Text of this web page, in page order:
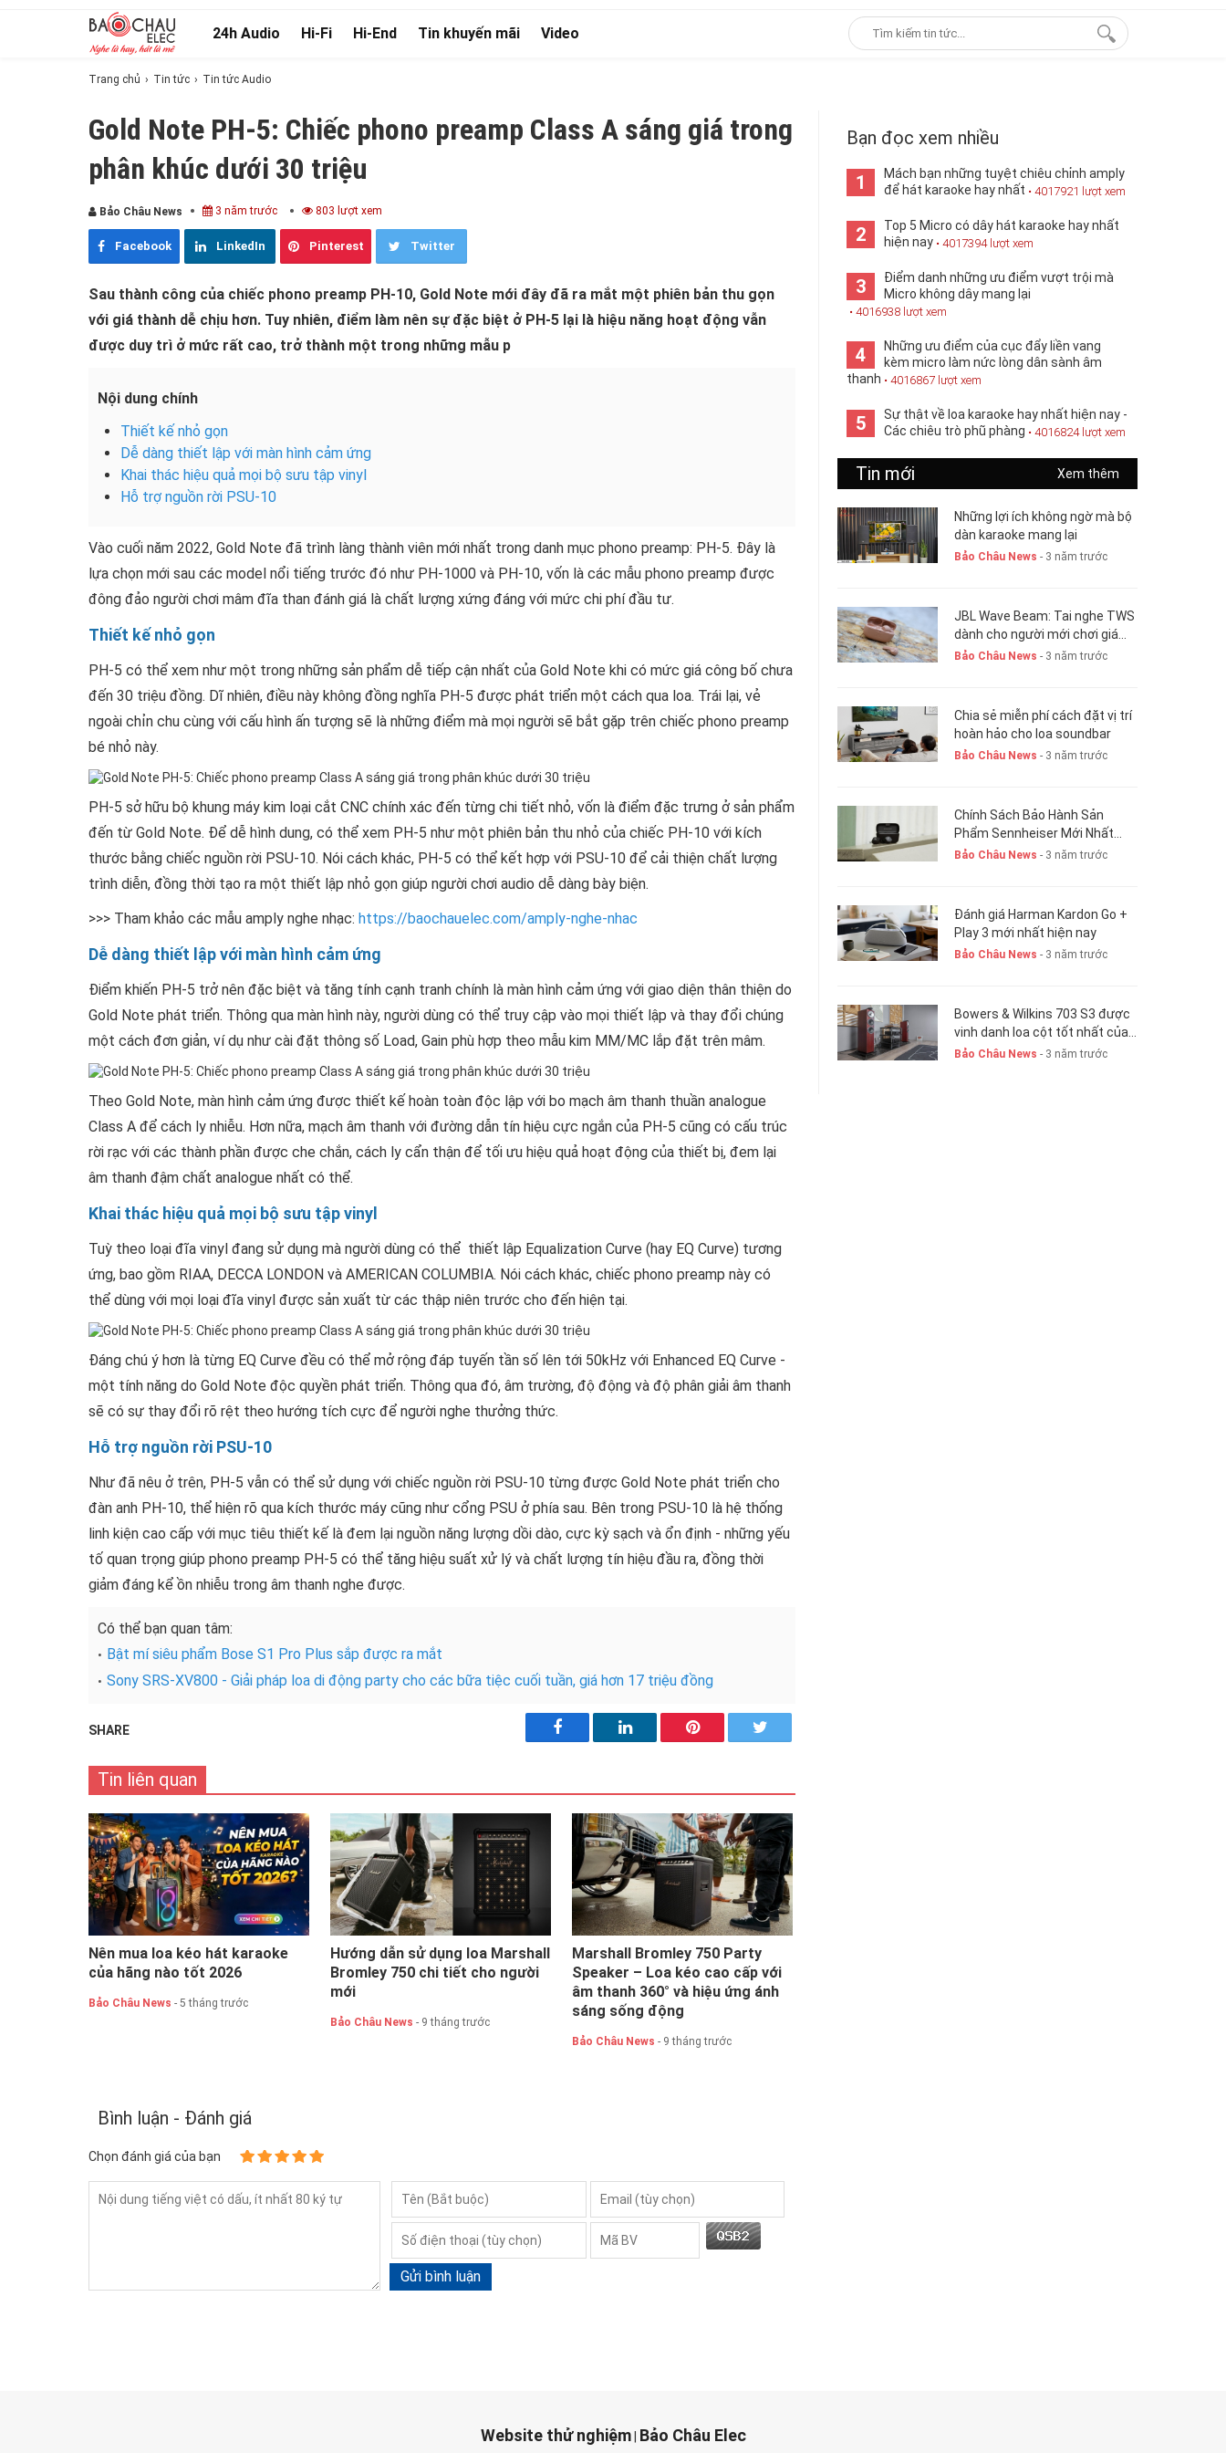
24h Audio Hi-Fi Hi-End Tin khuyến mãi Video
Trang chủ Tin tức Tin tức Audio
Gold Note PH-5: Chiếc phono preamp Class A sáng giá trong
phân khúc dưới 30 triệu
Bảo Châu News 3 năm trước 803 lượt xem
Facebook LinkedIn Pinterest Twitter
Sau thành công của chiếc phono preamp PH-10, Gold Note mới đây đã ra mắt một phiên bản thu gọn
với giá thành dễ chịu hơn. Tuy nhiên, điểm làm nên sự đặc biệt ở PH-5 lại là hiệu năng hoạt động vẫn
được duy trì ở mức rất cao, trở thành một trong những mẫu p
Nội dung chính
Thiết kế nhỏ gọn
Dễ dàng thiết lập với màn hình cảm ứng
Khai thác hiệu quả mọi bộ sưu tập vinyl
Hỗ trợ nguồn rời PSU-10
Vào cuối năm 2022, Gold Note đã trình làng thành viên mới nhất trong danh mục phono preamp: PH-5. Đây là
lựa chọn mới sau các model nổi tiếng trước đó như PH-1000 và PH-10, vốn là các mẫu phono preamp được
đông đảo người chơi mâm đĩa than đánh giá là chất lượng xứng đáng với mức chi phí đầu tư.
Thiết kế nhỏ gọn
PH-5 có thể xem như một trong những sản phẩm dễ tiếp cận nhất của Gold Note khi có mức giá công bố chưa
đến 30 triệu đồng. Dĩ nhiên, điều này không đồng nghĩa PH-5 được phát triển một cách qua loa. Trái lại, vẻ
ngoài chỉn chu cùng với cấu hình ấn tượng sẽ là những điểm mà mọi người sẽ bắt gặp trên chiếc phono preamp
bé nhỏ này.
PH-5 sở hữu bộ khung máy kim loại cắt CNC chính xác đến từng chi tiết nhỏ, vốn là điểm đặc trưng ở sản phẩm
đến từ Gold Note. Để dễ hình dung, có thể xem PH-5 như một phiên bản thu nhỏ của chiếc PH-10 với kích
thước bằng chiếc nguồn rời PSU-10. Nói cách khác, PH-5 có thể kết hợp với PSU-10 để cải thiện chất lượng
trình diễn, đồng thời tạo ra một thiết lập nhỏ gọn giúp người chơi audio dễ dàng bày biện.
>>> Tham khảo các mẫu amply nghe nhạc: https://baochauelec.com/amply-nghe-nhac
Dễ dàng thiết lập với màn hình cảm ứng
Điểm khiến PH-5 trở nên đặc biệt và tăng tính cạnh tranh chính là màn hình cảm ứng với giao diện thân thiện do
Gold Note phát triển. Thông qua màn hình này, người dùng có thể truy cập vào mọi thiết lập và thay đổi chúng
một cách đơn giản, ví dụ như cài đặt thông số Load, Gain phù hợp theo mẫu kim MM/MC lắp đặt trên mâm.
Theo Gold Note, màn hình cảm ứng được thiết kế hoàn toàn độc lập với bo mạch âm thanh thuần analogue
Class A để cách ly nhiễu. Hơn nữa, mạch âm thanh với đường dẫn tín hiệu cực ngắn của PH-5 cũng có cấu trúc
rời rạc với các thành phần được che chắn, cách ly cẩn thận để tối ưu hiệu quả hoạt động của thiết bị, đem lại
âm thanh đậm chất analogue nhất có thể.
Khai thác hiệu quả mọi bộ sưu tập vinyl
Tuỳ theo loại đĩa vinyl đang sử dụng mà người dùng có thể thiết lập Equalization Curve (hay EQ Curve) tương
ứng, bao gồm RIAA, DECCA LONDON và AMERICAN COLUMBIA. Nói cách khác, chiếc phono preamp này có
thể dùng với mọi loại đĩa vinyl được sản xuất từ các thập niên trước cho đến hiện tại.
Đáng chú ý hơn là từng EQ Curve đều có thể mở rộng đáp tuyến tần số lên tới 50kHz với Enhanced EQ Curve -
một tính năng do Gold Note độc quyền phát triển. Thông qua đó, âm trường, độ động và độ phân giải âm thanh
sẽ có sự thay đổi rõ rệt theo hướng tích cực để người nghe thưởng thức.
Hỗ trợ nguồn rời PSU-10
Như đã nêu ở trên, PH-5 vẫn có thể sử dụng với chiếc nguồn rời PSU-10 từng được Gold Note phát triển cho
đàn anh PH-10, thể hiện rõ qua kích thước máy cũng như cổng PSU ở phía sau. Bên trong PSU-10 là hệ thống
linh kiện cao cấp với mục tiêu thiết kế là đem lại nguồn năng lượng dồi dào, cực kỳ sạch và ổn định - những yếu
tố quan trọng giúp phono preamp PH-5 có thể tăng hiệu suất xử lý và chất lượng tín hiệu đầu ra, đồng thời
giảm đáng kể ồn nhiễu trong âm thanh nghe được.
Có thể bạn quan tâm:
Bật mí siêu phẩm Bose S1 Pro Plus sắp được ra mắt
Sony SRS-XV800 - Giải pháp loa di động party cho các bữa tiệc cuối tuần, giá hơn 17 triệu đồng
SHARE
Tin liên quan
Nên mua loa kéo hát karaoke
của hãng nào tốt 2026
Bảo Châu News - 5 tháng trước
Hướng dẫn sử dụng loa Marshall
Bromley 750 chi tiết cho người
mới
Bảo Châu News - 9 tháng trước
Marshall Bromley 750 Party
Speaker – Loa kéo cao cấp với
âm thanh 360° và hiệu ứng ánh
sáng sống động
Bảo Châu News - 9 tháng trước
Bình luận - Đánh giá
Chọn đánh giá của bạn
Gửi bình luận
Bạn đọc xem nhiều
1
Mách bạn những tuyệt chiêu chỉnh amply
để hát karaoke hay nhất • 4017921 lượt xem
2
Top 5 Micro có dây hát karaoke hay nhất
hiện nay • 4017394 lượt xem
3
Điểm danh những ưu điểm vượt trội mà
Micro không dây mang lại
• 4016938 lượt xem
4
Những ưu điểm của cục đẩy liền vang
kèm micro làm nức lòng dân sành âm
thanh • 4016867 lượt xem
5
Sự thật về loa karaoke hay nhất hiện nay -
Các chiêu trò phũ phàng • 4016824 lượt xem
Tin mới Xem thêm
Những lợi ích không ngờ mà bộ
dàn karaoke mang lại
Bảo Châu News - 3 năm trước
JBL Wave Beam: Tai nghe TWS
dành cho người mới chơi giá
chỉ 1,5 triệu đồng
Bảo Châu News - 3 năm trước
Chia sẻ miễn phí cách đặt vị trí
hoàn hảo cho loa soundbar
Bảo Châu News - 3 năm trước
Chính Sách Bảo Hành Sản
Phẩm Sennheiser Mới Nhất
Hiện Nay. New 2023
Bảo Châu News - 3 năm trước
Đánh giá Harman Kardon Go +
Play 3 mới nhất hiện nay
Bảo Châu News - 3 năm trước
Bowers & Wilkins 703 S3 được
vinh danh loa cột tốt nhất của
năm 2023-24
Bảo Châu News - 3 năm trước
Website thử nghiệm| Bảo Châu Elec